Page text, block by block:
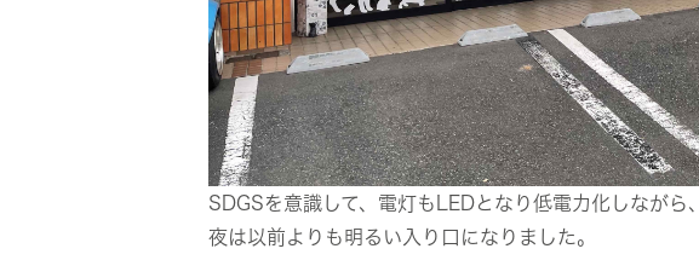
SDGSを意識して、電灯もLEDとなり低電力化しながら、
夜は以前よりも明るい入り口になりました。